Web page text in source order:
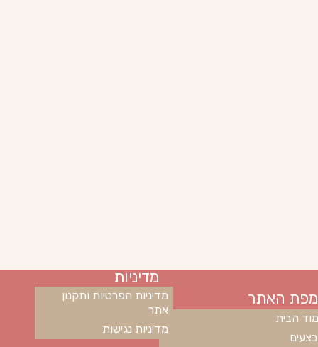
מפת האתר
הבית
מדיניות
מדיניות הפרטיות ותקנון
אתר
מדיניות נגישות